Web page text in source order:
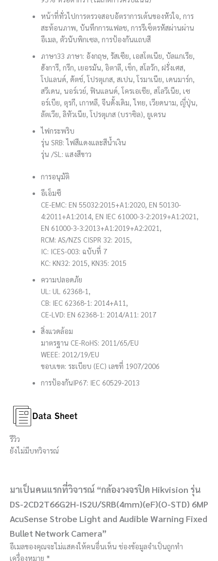
หน้าที่ทั่วไปการตรวจสอบอัตราการเต้นของหัวใจ, การ
สะท้อนภาพ, บันทึกการแฟลช, การรีเซ็ตรหัสผ่านผ่าน
อีเมล, ตัวนับพิกเซล, การป้องกันแถบสี
ภาษา33 ภาษา: อังกฤษ, รัสเซีย, เอสโตเนีย, บัลแกเรีย,
ฮังการี, กรีก, เยอรมัน, อิตาลี, เช็ก, สโลวัก, ฝรั่งเศส,
โปแลนด์, ดัตช์, โปรตุเกส, สเปน, โรมาเนีย, เดนมาร์ก,
สวีเดน, นอร์เวย์, ฟินแลนด์, โครเอเชีย, สโลวีเนีย, เซ
อร์เบีย, ตุรกี, เกาหลี, จีนดั้งเดิม, ไทย, เวียดนาม, ญี่ปุ่น,
ลัตเวีย, ลิทัวเนีย, โปรตุเกส (บราซิล), ยูเครน
ไฟกระพริบ
รุ่น SRB: ไฟสีแดงและสีน้ำเงิน
รุ่น /SL: แสงสีขาว
การอนุมัติ
อีเอ็มซี
CE-EMC: EN 55032:2015+A1:2020, EN 50130-
4:2011+A1:2014, EN IEC 61000-3-2:2019+A1:2021,
EN 61000-3-3:2013+A1:2019+A2:2021,
RCM: AS/NZS CISPR 32: 2015,
IC: ICES-003: ฉบับที่ 7
KC: KN32: 2015, KN35: 2015
ความปลอดภัย
UL: UL 62368-1,
CB: IEC 62368-1: 2014+A11,
CE-LVD: EN 62368-1: 2014/A11: 2017
สิ่งแวดล้อม
มาตรฐาน CE-RoHS: 2011/65/EU
WEEE: 2012/19/EU
ขอบเขต: ระเบียบ (EC) เลขที่ 1907/2006
การป้องกันIP67: IEC 60529-2013
รีวิว
ยังไม่มีบทวิจารณ์
มาเป็นคนแรกที่วิจารณ์ “กล้องวงจรปิด Hikvision รุ่น
DS-2CD2T66G2H-IS2U/SRB(4mm)(eF)(O-STD) 6MP
AcuSense Strobe Light and Audible Warning Fixed
Bullet Network Camera”
อีเมลของคุณจะไม่แสดงให้คนอื่นเห็น ช่องข้อมูลจำเป็นถูกทำ
เครื่องหมาย *